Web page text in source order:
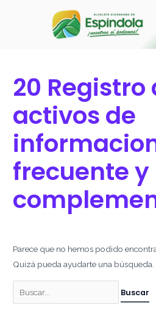
20 Registro
activos de
frecuente y
Parece que no hemos podido
Quizá pueda ayudarte una búsqueda.